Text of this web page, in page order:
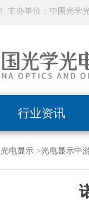
主办单位：中国光学
行业资讯
光电显示>光电显示中